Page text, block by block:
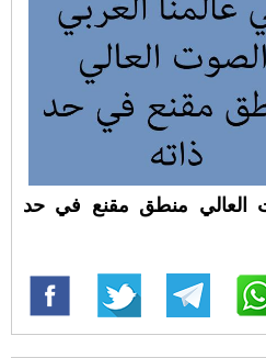
العالي منطق مقنع في حد